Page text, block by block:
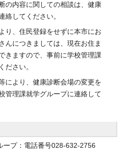
の内容に関しての相談は、健康
絡してください。
り、住民登録をせずに本市にお
んにつきましては、現在お住ま
きますので、事前に学校管理課
ださい。
により、健康診断会場の変更を
管理課就学グループに連絡して
ープ：電話番号028-632-2756